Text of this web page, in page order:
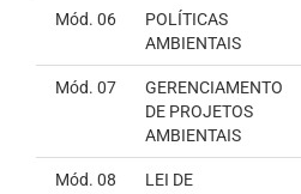
Mód. 06
POLÍTICAS
AMBIENTAIS
Mód. 07
GERENCIAMENTO
DE PROJETOS
AMBIENTAIS
Mód. 08 LEI DE